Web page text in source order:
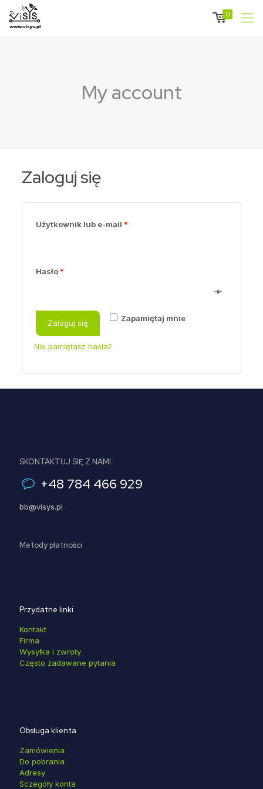
0
My account
Zaloguj się
Użytkownik lub e-mail *
Hasło *
Zapamiętaj mnie
Zaloguj się
Nie pamiętasz hasła?
SKONTAKTUJ SIĘ Z NAMI
+48 784 466 929
bb@visys.pl
Metody płatności
Przydatne linki
Kontakt
Firma
Wysyłka i zwroty
Często zadawane pytania
Obsługa klienta
Zamówienia
Do pobrania
Adresy
Sczegóły konta